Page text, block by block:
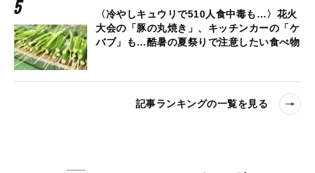
〈冷やしキュウリで510人食中毒も…〉花火
大会の「豚の丸焼き」、キッチンカーの「ケ
バブ」も…酷暑の夏祭りで注意したい食べ物
記事ランキングの一覧を見る